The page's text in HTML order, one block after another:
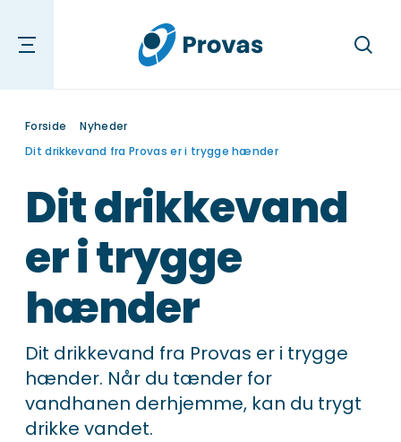
Søg
Forside
Nyheder
Dit drikkevand fra Provas er i trygge hænder
Dit drikkevand
er i trygge
hænder
Dit drikkevand fra Provas er i trygge
hænder. Når du tænder for
vandhanen derhjemme, kan du trygt
drikke vandet.